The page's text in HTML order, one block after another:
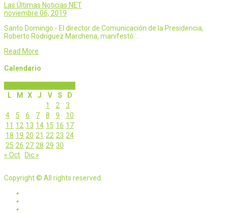
Las Últimas Noticias NET
noviembre 06, 2019
Santo Domingo.- El director de Comunicación de la Presidencia,
Roberto Rodríguez Marchena, manifestó…
Read More
Calendario
L
M X J V S
D
1
2
3
4
5 6 7 8 9
10
11 12 13 14 15 16 17
18 19 20 21 22 23 24
25 26 27 28 29 30
« Oct
Dic »
Copyright © All rights reserved.